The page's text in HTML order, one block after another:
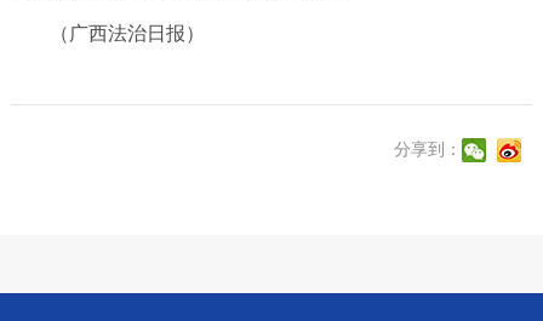
（广西法治日报）
分享到：